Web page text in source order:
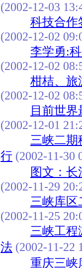
(2002-12-03
科技合作
(2002-12-02
李学勇:
(2002-12-02
柑桔、旅
(2002-12-02
目前世
(2002-12-01
三峡二
行 (2002-11-30
图文：
(2002-11-29
三峡库
(2002-11-25
三峡工
法 (2002-11-22
重庆三峡